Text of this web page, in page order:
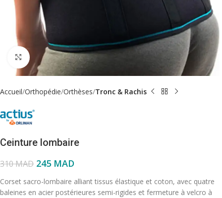
Click to enlarge
Accueil Orthopédie Orthèses Tronc & Rachis
Ceinture lombaire
310MAD 245 MAD
Corset sacro-lombaire alliant tissus élastique et coton, avec quatre
baleines en acier postérieures semi-rigides et fermeture à velcro à